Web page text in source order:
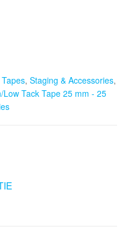
, Staging & Accessories,
Tack Tape 25 mm - 25